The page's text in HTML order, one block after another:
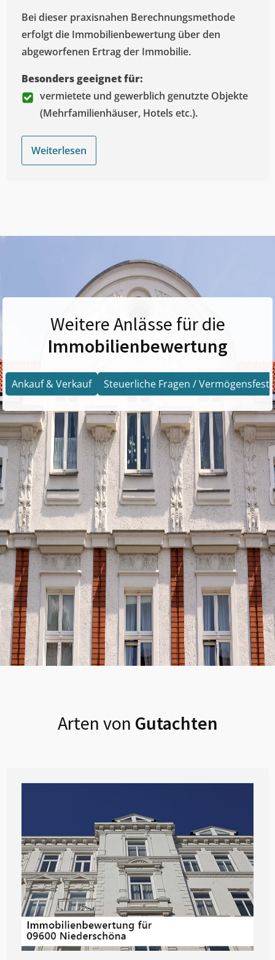
Bei dieser praxisnahen Berechnungsmethode
erfolgt die Immobilienbewertung über den
abgeworfenen Ertrag der Immobilie.
Besonders geeignet für:
vermietete und gewerblich genutzte Objekte
(Mehrfamilienhäuser, Hotels etc.).
Weiterlesen
Weitere Anlässe für die
Immobilienbewertung
Ankauf & Verkauf Steuerliche Fragen /
Arten von Gutachten